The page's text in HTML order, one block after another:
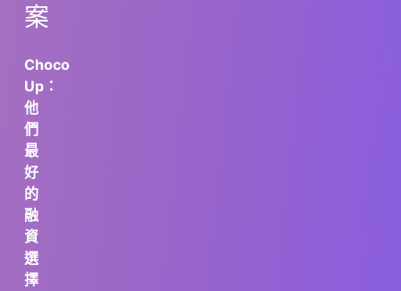
案
Choco
Up：
他
們
最
好
的
融
資
選
擇